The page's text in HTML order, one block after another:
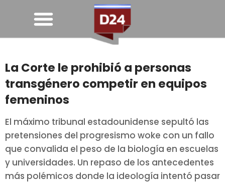
La Corte le prohibió a personas
transgénero competir en equipos
femeninos
El máximo tribunal estadounidense sepultó las
pretensiones del progresismo woke con un fallo
que convalida el peso de la biología en escuelas
y universidades. Un repaso de los antecedentes
más polémicos donde la ideología intentó pasar